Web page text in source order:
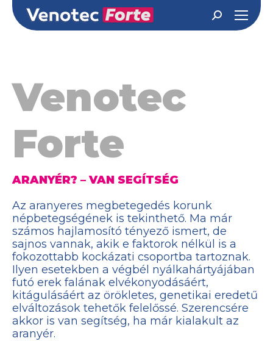
Search:
Venotec
Forte
ARANYÉR? – VAN SEGÍTSÉG
Az aranyeres megbetegedés korunk
népbetegségének is tekinthető. Ma már
számos hajlamosító tényező ismert, de
sajnos vannak, akik e faktorok nélkül is a
fokozottabb kockázati csoportba tartoznak.
Ilyen esetekben a végbél nyálkahártyájában
futó erek falának elvékonyodásáért,
kitágulásáért az örökletes, genetikai eredetű
elváltozások tehetők felelőssé. Szerencsére
akkor is van segítség, ha már kialakult az
aranyér.